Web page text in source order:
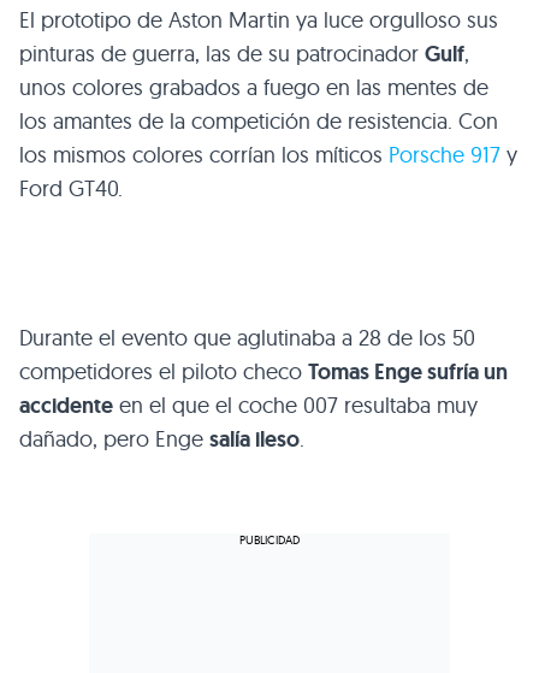
El prototipo de Aston Martin ya luce orgulloso sus
pinturas de guerra, las de su patrocinador Gulf,
unos colores grabados a fuego en las mentes de
los amantes de la competición de resistencia. Con
los mismos colores corrían los míticos Porsche 917 y
Ford GT40
Durante el evento que aglutinaba a 28 de los 50
competidores el piloto checo Tomas Enge sufría un
accidente en el que el coche 007 resultaba muy
dañado, pero Enge salía ileso